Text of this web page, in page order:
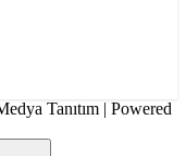
Tanıtım | Powered